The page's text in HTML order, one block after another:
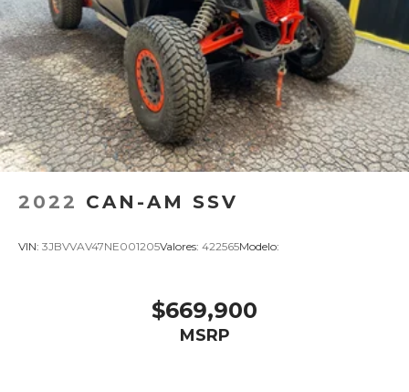
2022 CAN-AM SSV
VIN: 3JBVVAV47NE001205Valores: 422565Modelo:
$669,900
MSRP